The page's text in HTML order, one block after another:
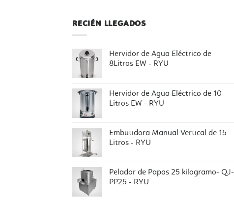
RECIÉN LLEGADOS
Hervidor de Agua Eléctrico de
8Litros EW - RYU
Hervidor de Agua Eléctrico de 10
Litros EW - RYU
Embutidora Manual Vertical de 15
Litros - RYU
Pelador de Papas 25 kilogramo- QJ-
PP25 - RYU